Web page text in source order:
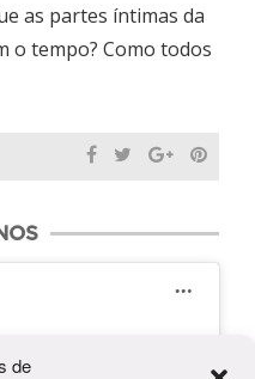
de
as partes íntimas da
o tempo? Como todos